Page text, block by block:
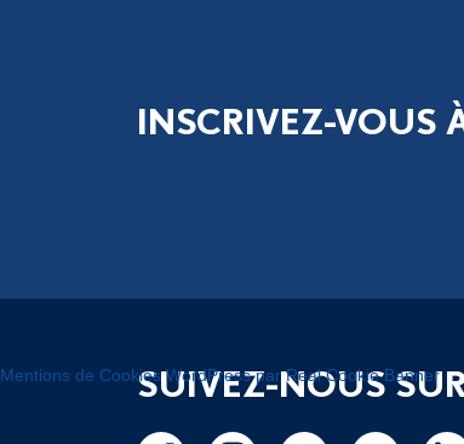
INSCRIVEZ-VOUS
SUIVEZ-NOUS
Mentions de Cookies WordPress par Real Cookie Banner